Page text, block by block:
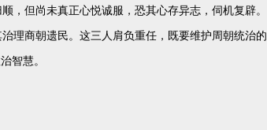
，但尚未真正心悦诚服，恐其心存异志，伺机复辟。
理商朝遗民。这三人肩负重任，既要维护周朝统治的
智慧。